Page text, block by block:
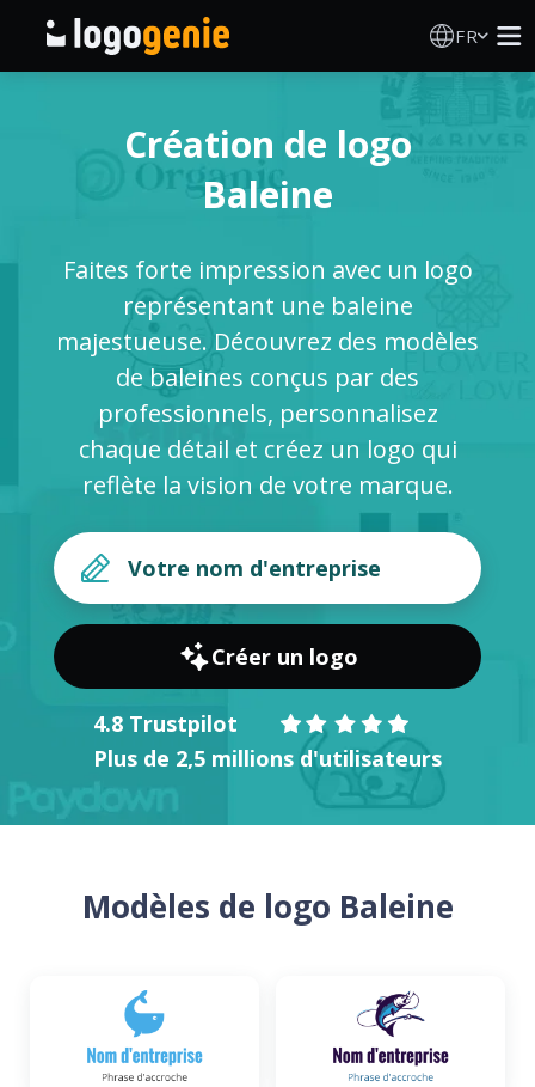
FR
Générateur de logo IA
Produits imprimés
À propos
Création de logo
Baleine
Faites forte impression avec un logo
représentant une baleine
majestueuse. Découvrez des modèles
de baleines conçus par des
professionnels, personnalisez
chaque détail et créez un logo qui
reflète la vision de votre marque.
Créer un logo
4.8 Trustpilot
Plus de 2,5 millions d'utilisateurs
Modèles de logo Baleine